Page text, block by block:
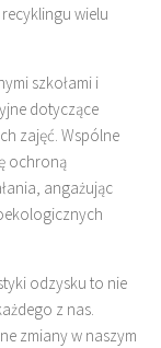
wielu
szkołami i
dotyczące
zajęć. Wspólne
ochroną
angażując
odzysku to nie
z nas.
zmiany w naszym